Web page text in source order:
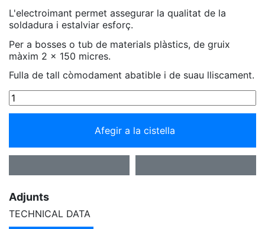
L'electroimant permet assegurar la qualitat de la
soldadura i estalviar esforç.
Per a bosses o tub de materials plàstics, de gruix
màxim 2 x 150 micres.
Fulla de tall còmodament abatible i de suau lliscament.
Afegir a la cistella
Adjunts
TECHNICAL DATA